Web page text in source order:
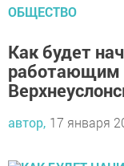
ОБЩЕСТВО
Как будет
работающим
автор, 17 января